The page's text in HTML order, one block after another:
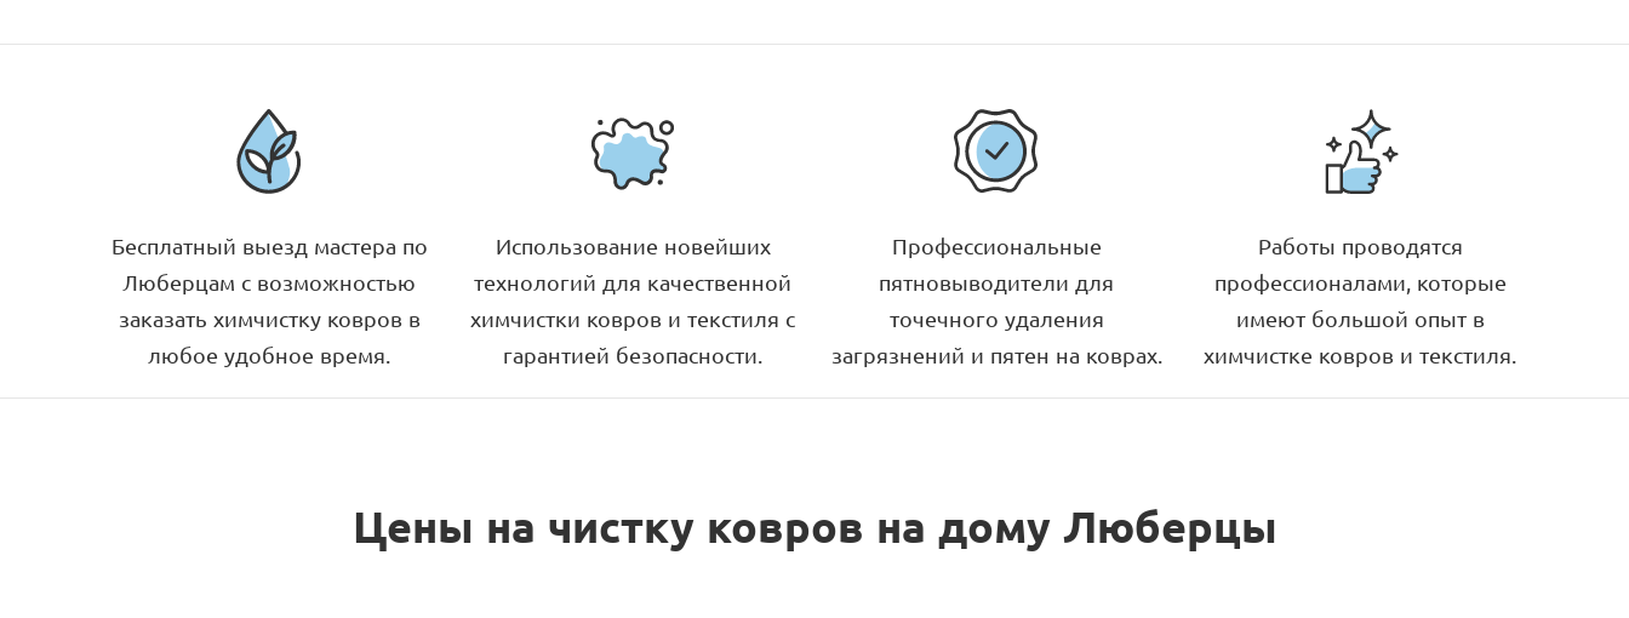
Бесплатный выезд мастера по
Люберцам с возможностью
заказать химчистку ковров в
любое удобное время.
Использование новейших
технологий для качественной
химчистки ковров и текстиля с
гарантией безопасности.
Профессиональные
пятновыводители для
точечного удаления
загрязнений и пятен на коврах.
Работы проводятся
профессионалами, которые
имеют большой опыт в
химчистке ковров и текстиля.
Цены на чистку ковров на дому Люберцы